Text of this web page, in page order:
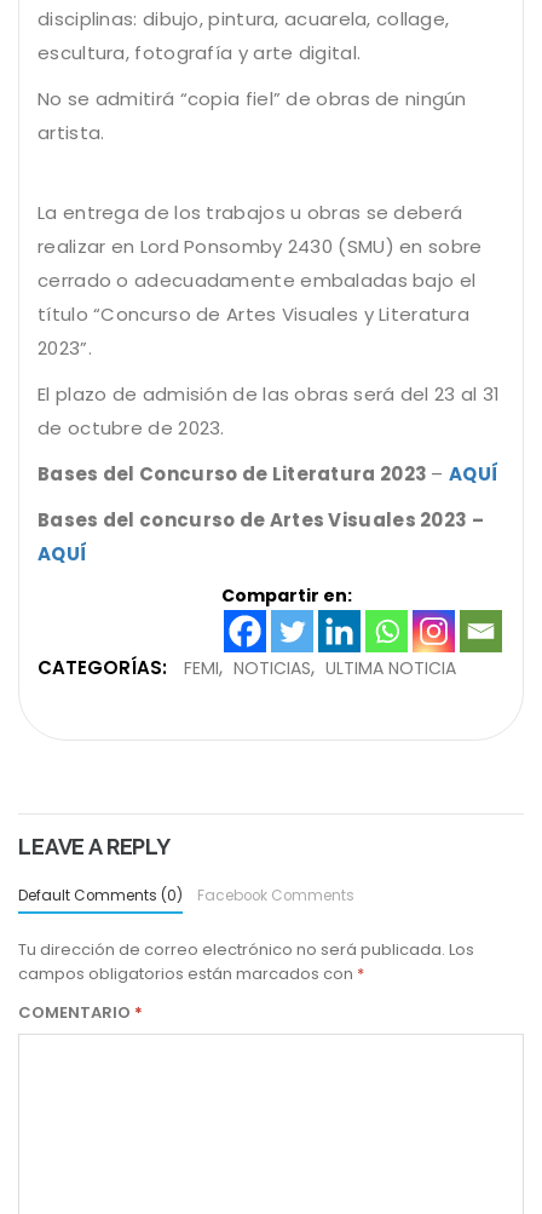
disciplinas: dibujo, pintura, acuarela, collage,
escultura, fotografía y arte digital.
No se admitirá “copia fiel” de obras de ningún
artista.
La entrega de los trabajos u obras se deberá
realizar en Lord Ponsomby 2430 (SMU) en sobre
cerrado o adecuadamente embaladas bajo el
título “Concurso de Artes Visuales y Literatura
2023”.
El plazo de admisión de las obras será del 23 al 31
de octubre de 2023.
Bases del Concurso de Literatura 2023 –AQUÍ
Bases del concurso de Artes Visuales 2023 –
AQUÍ
Compartir en:
CATEGORÍAS: FEMI NOTICIAS ULTIMA NOTICIA
LEAVE A REPLY
Default Comments (0) Facebook Comments
Tu dirección de correo electrónico no será publicada. Los
campos obligatorios están marcados con *
COMENTARIO *